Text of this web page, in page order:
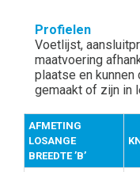
Profielen
Voetlijst,
maatvoering
plaatse en
gemaakt of zijn in
AFMETING
LOSANGE
BREEDTE ’B’